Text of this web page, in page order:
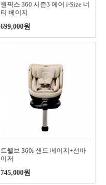
원픽스 360 시즌3 에어 i-Size 너
티 베이지
699,000원
트웰브 360i 샌드 베이지+선바
이저
745,000원